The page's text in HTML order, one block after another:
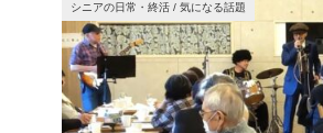
シニアの日常・終活 / 気になる話題